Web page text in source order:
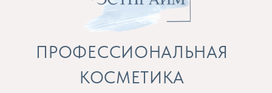
Препараты для косметолога и расходные
материалы
Бренды
Профессиональная